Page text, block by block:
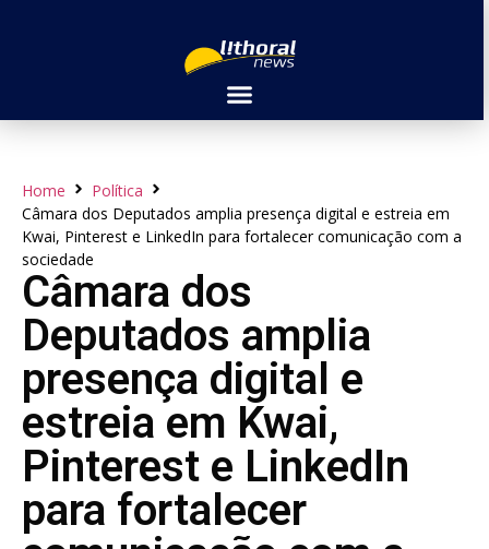
Home
Política
Câmara dos Deputados amplia presença digital e estreia em
Kwai, Pinterest e LinkedIn para fortalecer comunicação com a
sociedade
Câmara dos
Deputados amplia
presença digital e
estreia em Kwai,
Pinterest e LinkedIn
para fortalecer